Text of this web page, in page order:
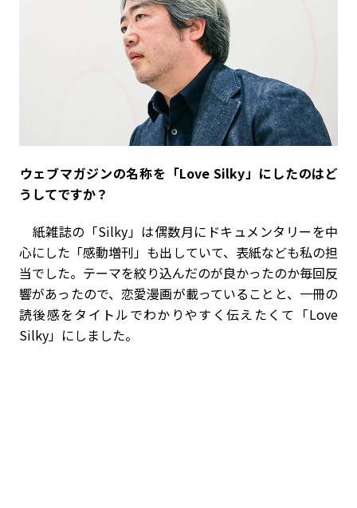
――ウェブマガジンの名称を「Love Silky」にしたのはど
うしてですか？
紙雑誌の「Silky」は偶数月にドキュメンタリーを中
心にした「感動増刊」も出していて、表紙なども私の担
当でした。テーマを絞り込んだのが良かったのか毎回反
響があったので、恋愛漫画が載っていることと、一冊の
読後感をタイトルでわかりやすく伝えたくて「Love
Silky」にしました。